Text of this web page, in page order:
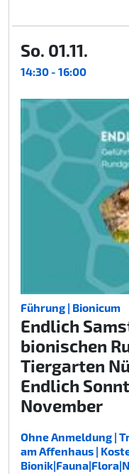
So. 01.11.
14:30 - 16:00
Führung | Bionicum
Endlich
bionischen
Tiergarten
Endlich
November
Ohne Anmeldung |
am Affenhaus |